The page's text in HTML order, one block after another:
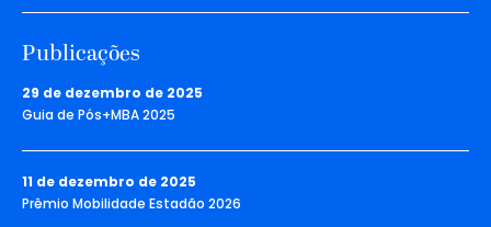
Publicações
29 de dezembro de 2025
Guia de Pós+MBA 2025
11 de dezembro de 2025
Prêmio Mobilidade Estadão 2026